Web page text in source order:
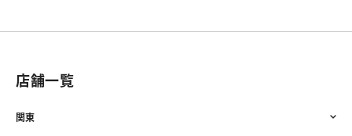
店舗一覧
関東